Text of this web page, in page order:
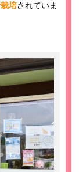
培されていま